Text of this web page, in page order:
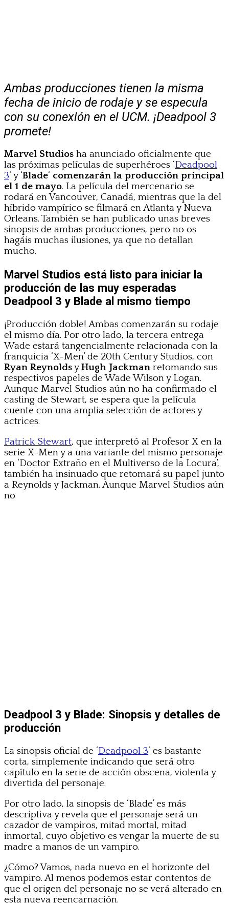
Ambas producciones tienen la misma
fecha de inicio de rodaje y se especula
con su conexión en el UCM. ¡Deadpool 3
promete!
Marvel Studios ha anunciado oficialmente que
las próximas películas de superhéroes ‘Deadpool
3‘ y ‘Blade‘ comenzarán la producción principal
el 1 de mayo. La película del mercenario se
rodará en Vancouver, Canadá, mientras que la del
híbrido vampírico se filmará en Atlanta y Nueva
Orleans. También se han publicado unas breves
sinopsis de ambas producciones, pero no os
hagáis muchas ilusiones, ya que no detallan
mucho.
Marvel Studios está listo para iniciar la
producción de las muy esperadas
Deadpool 3 y Blade al mismo tiempo
¡Producción doble! Ambas comenzarán su rodaje
el mismo día. Por otro lado, la tercera entrega
Wade estará tangencialmente relacionada con la
franquicia ‘X-Men’ de 20th Century Studios, con
Ryan ReynoldsyHugh Jackman retomando sus
respectivos papeles de Wade Wilson y Logan.
Aunque Marvel Studios aún no ha confirmado el
casting de Stewart, se espera que la película
cuente con una amplia selección de actores y
actrices.
Patrick Stewart, que interpretó al Profesor X en la
serie X-Men y a una variante del mismo personaje
en ‘Doctor Extraño en el Multiverso de la Locura’,
también ha insinuado que retomará su papel junto
a Reynolds y Jackman. Aunque Marvel Studios aún
no
Deadpool 3 y Blade: Sinopsis y detalles de
producción
La sinopsis oficial de ‘Deadpool 3‘ es bastante
corta, simplemente indicando que será otro
capítulo en la serie de acción obscena, violenta y
divertida del personaje.
Por otro lado, la sinopsis de ‘Blade’ es más
descriptiva y revela que el personaje será un
cazador de vampiros, mitad mortal, mitad
inmortal, cuyo objetivo es vengar la muerte de su
madre a manos de un vampiro.
¿Cómo? Vamos, nada nuevo en el horizonte del
vampiro. Al menos podemos estar contentos de
que el origen del personaje no se verá alterado en
esta nueva reencarnación.